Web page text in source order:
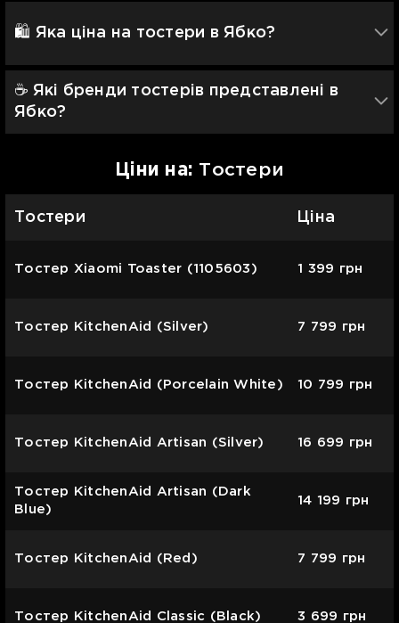
🛍️ Яка ціна на тостери в Ябко?
☕️ Які бренди тостерів представлені в
Ябко?
Цiни на: Тостери
Тостери Ціна
Тостер Xiaomi Toaster (1105603) 1 399 грн
Тостер KitchenAid (Silver) 7 799 грн
Тостер KitchenAid (Porcelain White) 10 799 грн
Тостер KitchenAid Artisan (Silver) 16 699 грн
Тостер KitchenAid Artisan (Dark
Blue)
14 199 грн
Тостер KitchenAid (Red) 7 799 грн
Тостер KitchenAid Classic (Black) 3 699 грн